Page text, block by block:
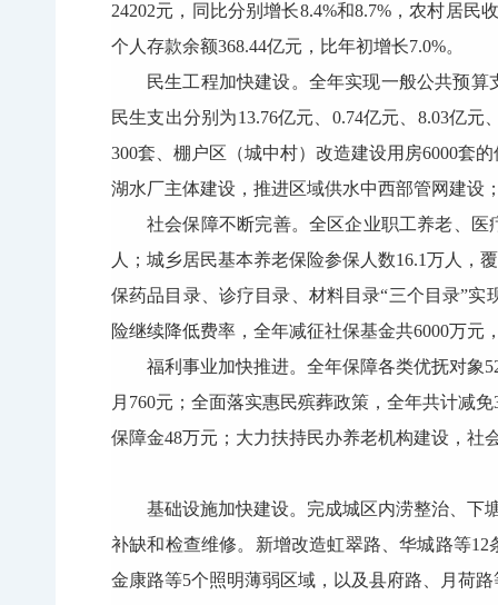
24202元，同比分别增长8.4%和8.7%，农村居
个人存款余额368.44亿元，比年初增长7.0%。
民生工程加快建设。全年实现一般公共预
民生支出分别为13.76亿元、0.74亿元、8.03亿元
300套、棚户区（城中村）改造建设用房6000套
湖水厂主体建设，推进区域供水中西部管网建设
社会保障不断完善。全区企业职工养老、医
人；城乡居民基本养老保险参保人数16.1万人，
保药品目录、诊疗目录、材料目录“三个目录”
险继续降低费率，全年减征社保基金共6000万元
福利事业加快推进。全年保障各类优抚对象
月760元；全面落实惠民殡葬政策，全年共计减
保障金48万元；大力扶持民办养老机构建设，社
基础设施加快建设。完成城区内涝整治、下
补缺和检查维修。新增改造虹翠路、华城路等
金康路等5个照明薄弱区域，以及县府路、月荷